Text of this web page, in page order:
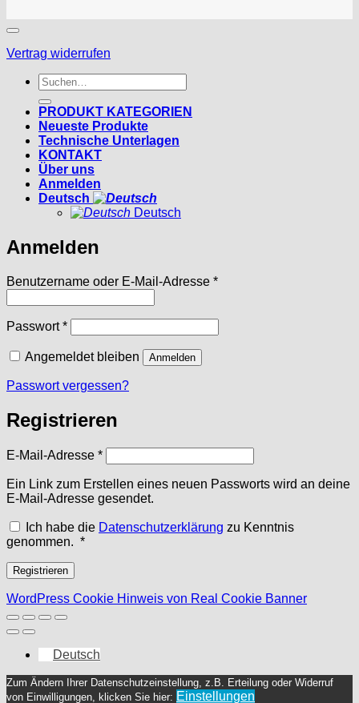
Vertrag widerrufen
Suchen
nach:
PRODUKT KATEGORIEN
Neueste Produkte
Technische Unterlagen
KONTAKT
Über uns
Anmelden
Deutsch
Deutsch
Anmelden
Benutzername oder E-Mail-Adresse *Erforderlich
Passwort*Erforderlich
Angemeldet bleiben Anmelden
Passwort vergessen?
Registrieren
E-Mail-Adresse *Erforderlich
Ein Link zum Erstellen eines neuen Passworts wird an deine
E-Mail-Adresse gesendet.
Ich habe die Datenschutzerklärung zu Kenntnis
genommen. *Erforderlich
Registrieren
WordPress Cookie Hinweis von Real Cookie Banner
Deutsch
Zum Ändern Ihrer Datenschutzeinstellung, z.B. Erteilung oder Widerruf
von Einwilligungen, klicken Sie hier: Einstellungen